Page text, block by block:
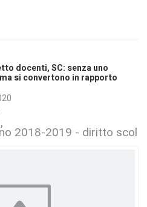
docenti, SC: senza uno
si convertono in rapporto
2018-2019 - diritto